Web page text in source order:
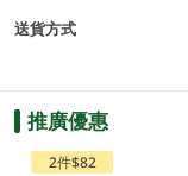
送貨方式
推廣優惠
2件$82